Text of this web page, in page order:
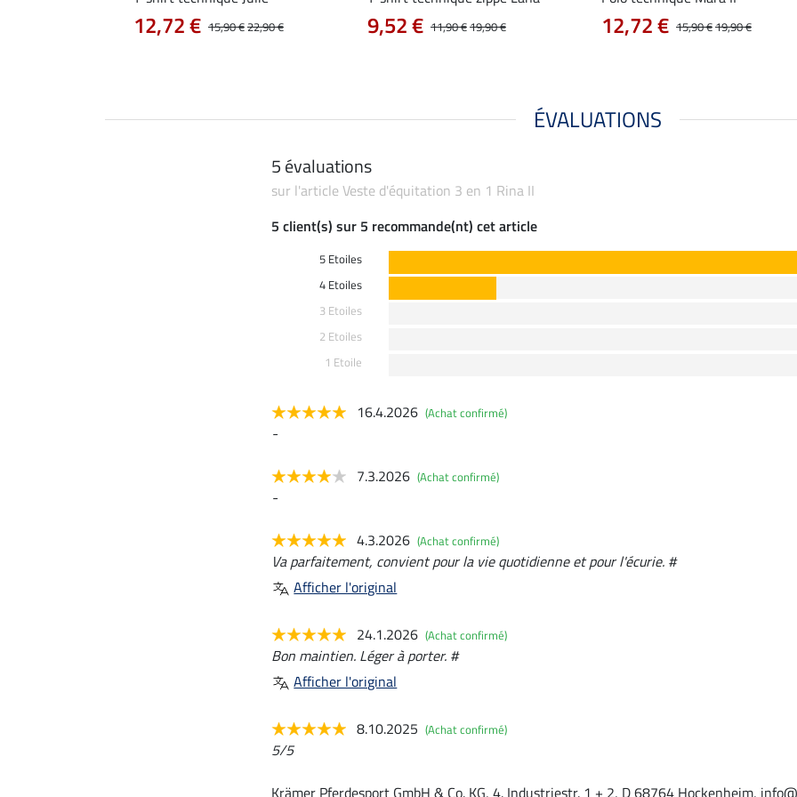
15,90 €22,90 €
12,72 € 11,90 €19,90 €
9,52 € 15,90 €19,90 €
12,72 €
ÉVALUATIONS
5 évaluations
sur l'article Veste d'équitation 3 en 1 Rina II
5 client(s) sur 5 recommande(nt) cet article
5 Etoiles
4 Etoiles
3 Etoiles
2 Etoiles
1 Etoile
16.4.2026 (Achat confirmé)
-
7.3.2026 (Achat confirmé)
-
4.3.2026 (Achat confirmé)
Va parfaitement, convient pour la vie quotidienne et pour l'écurie. #
Afficher l'original
24.1.2026 (Achat confirmé)
Bon maintien. Léger à porter. #
Afficher l'original
8.10.2025 (Achat confirmé)
5/5
Krämer Pferdesport GmbH & Co. KG, 4. Industriestr. 1 + 2, D 68764 Hockenheim,